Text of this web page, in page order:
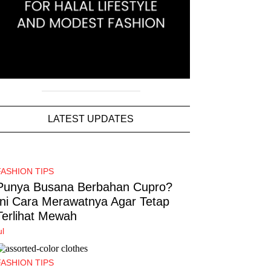
LATEST UPDATES
TIPS
Busana Berbahan Cupro?
Cara Merawatnya Agar Tetap
Mewah
TIPS